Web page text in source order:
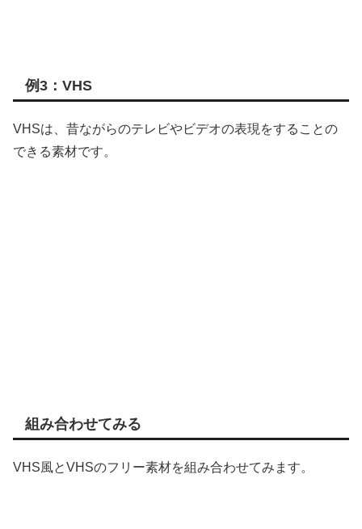
例3：VHS
VHSは、昔ながらのテレビやビデオの表現をすることの
できる素材です。
組み合わせてみる
VHS風とVHSのフリー素材を組み合わせてみます。